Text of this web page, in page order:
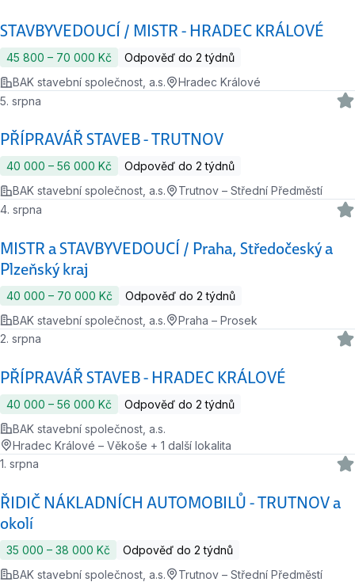
STAVBYVEDOUCÍ / MISTR - HRADEC KRÁLOVÉ
45 800 ‍–‍ 70 000 Kč
Odpověď do 2 týdnů
BAK stavební společnost, a.s.
Hradec Králové
PŘÍPRAVÁŘ STAVEB - TRUTNOV
5. srpna
40 000 ‍–‍ 56 000 Kč
Odpověď do 2 týdnů
BAK stavební společnost, a.s.
Trutnov – Střední Předměstí
MISTR a STAVBYVEDOUCÍ / Praha, Středočeský a
Plzeňský kraj
4. srpna
40 000 ‍–‍ 70 000 Kč
Odpověď do 2 týdnů
BAK stavební společnost, a.s.
Praha – Prosek
PŘÍPRAVÁŘ STAVEB - HRADEC KRÁLOVÉ
2. srpna
40 000 ‍–‍ 56 000 Kč
Odpověď do 2 týdnů
BAK stavební společnost, a.s.
Hradec Králové – Věkoše + 1 další lokalita
ŘIDIČ NÁKLADNÍCH AUTOMOBILŮ - TRUTNOV a
okolí
1. srpna
35 000 ‍–‍ 38 000 Kč
Odpověď do 2 týdnů
BAK stavební společnost, a.s.
Trutnov – Střední Předměstí